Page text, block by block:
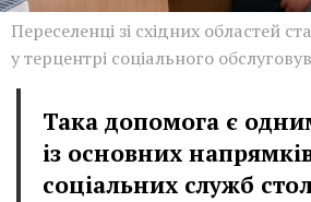
Переселенці зі східних областей
у терцентрі соціального
Така допомога є
із основних
соціальних служб